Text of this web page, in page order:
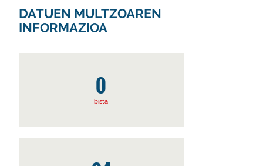
DATUEN MULTZOAREN
INFORMAZIOA
0
bista